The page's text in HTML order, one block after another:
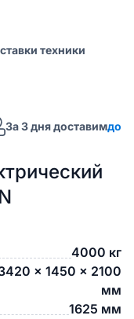
техники
За 3 дня доставимдо
4000 кг
× 1450 × 2100
мм
1625 мм